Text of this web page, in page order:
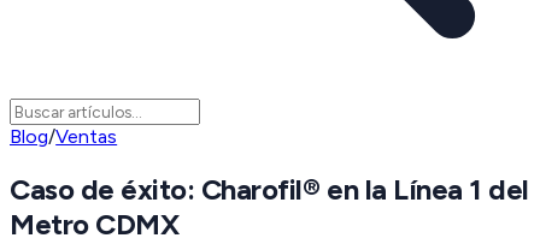
Blog/Ventas
Caso de éxito: Charofil® en la Línea 1 del
Metro CDMX